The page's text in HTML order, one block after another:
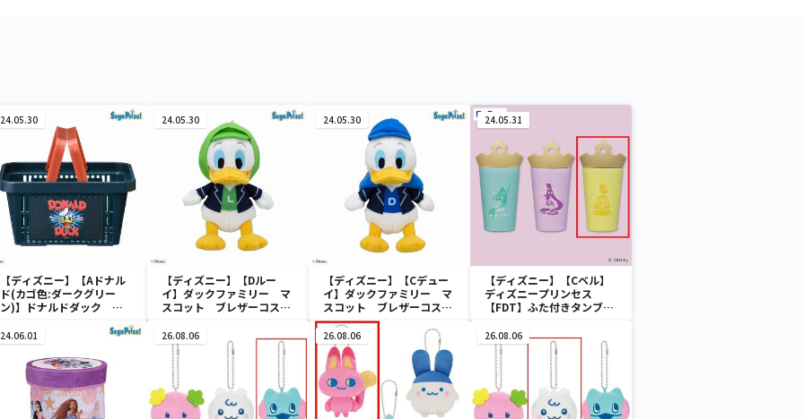
24.05.30
【ディズニー】【Aドナル
ド(カゴ色:ダークグリー
ン)】ドナルドダック ミ
24.05.30
【ディズニー】【Dルー
イ】ダックファミリー マ
スコット ブレザーコスチ
24.05.30
【ディズニー】【Cデュー
イ】ダックファミリー マ
スコット ブレザーコスチ
ューム
24.05.31
【ディズニー】【Cベル】
ディズニープリンセス
【FDT】ふた付きタンブラ
24.06.01 26.08.06 26.08.06 26.08.06